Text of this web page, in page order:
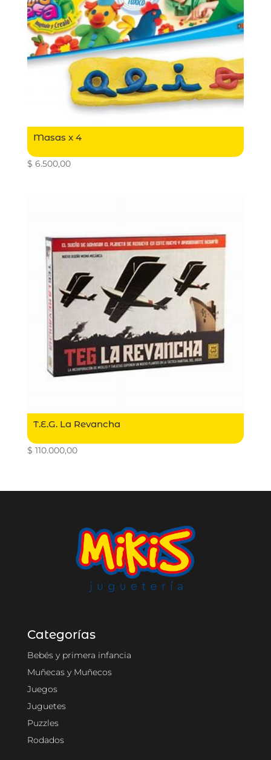
Masas x 4
$ 6.500,00
T.E.G. La Revancha
$ 110.000,00
Categorías
Bebés y primera infancia
Muñecas y Muñecos
Juegos
Juguetes
Puzzles
Rodados